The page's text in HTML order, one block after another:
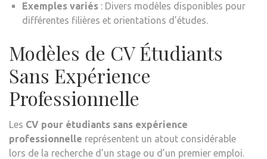
Exemples variés : Divers modèles disponibles pour
différentes filières et orientations d’études.
Modèles de CV Étudiants
Sans Expérience
Professionnelle
Les CV pour étudiants sans expérience
professionnelle représentent un atout considérable
lors de la recherche d’un stage ou d’un premier emploi.